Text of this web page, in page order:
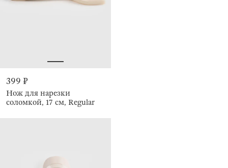
399 ₽
Нож для нарезки
соломкой, 17 см, Regular